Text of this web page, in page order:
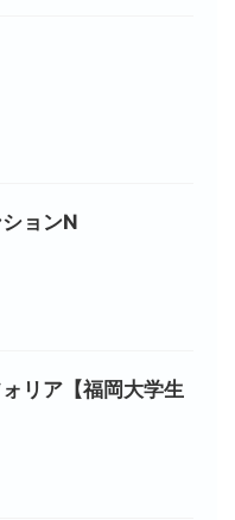
ョンN
リア【福岡大学生